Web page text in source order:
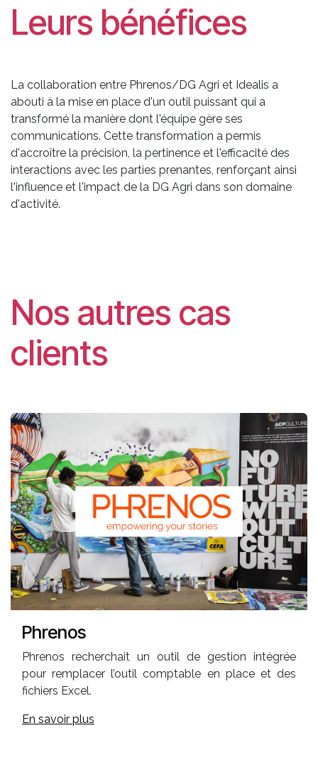
Leurs bénéfices
La collaboration entre Phrenos/DG Agri et Idealis a
abouti à la mise en place d'un outil puissant qui a
transformé la manière dont l'équipe gère ses
communications. Cette transformation a permis
d'accroître la précision, la pertinence et l'efficacité des
interactions avec les parties prenantes, renforçant ainsi
l'influence et l'impact de la DG Agri dans son domaine
d'activité.
Nos autres cas
clients
Phrenos
Phrenos recherchait un outil de gestion intégrée
pour remplacer l’outil comptable en place et des
fichiers Excel.
En savoir plus